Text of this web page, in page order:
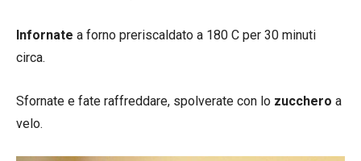
Infornate a forno preriscaldato a 180 C per 30 minuti
circa.
Sfornate e fate raffreddare, spolverate con lo zucchero a
velo.